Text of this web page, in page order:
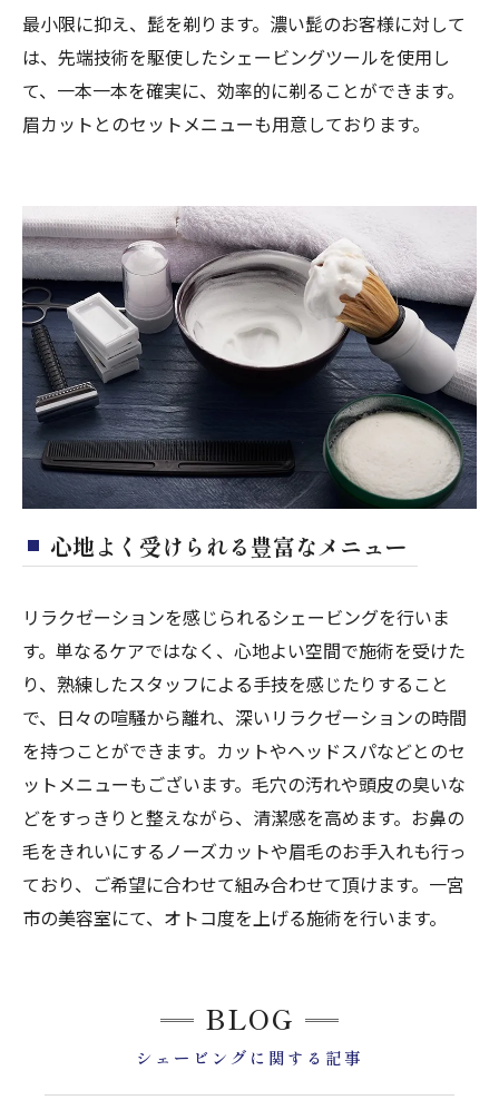
最小限に抑え、髭を剃ります。濃い髭のお客様に対して
は、先端技術を駆使したシェービングツールを使用し
て、一本一本を確実に、効率的に剃ることができます。
眉カットとのセットメニューも用意しております。
心地よく受けられる豊富なメニュー
リラクゼーションを感じられるシェービングを行いま
す。単なるケアではなく、心地よい空間で施術を受けた
り、熟練したスタッフによる手技を感じたりすること
で、日々の喧騒から離れ、深いリラクゼーションの時間
を持つことができます。カットやヘッドスパなどとのセ
ットメニューもございます。毛穴の汚れや頭皮の臭いな
どをすっきりと整えながら、清潔感を高めます。お鼻の
毛をきれいにするノーズカットや眉毛のお手入れも行っ
ており、ご希望に合わせて組み合わせて頂けます。一宮
市の美容室にて、オトコ度を上げる施術を行います。
BLOG
シェービングに関する記事